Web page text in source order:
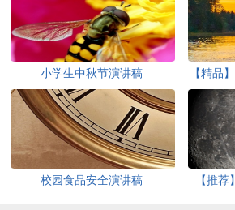
小学生中秋节演讲稿
【精品
校园食品安全演讲稿 【推